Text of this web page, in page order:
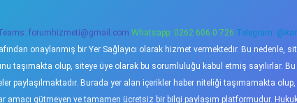
forumhizmeti@gmail.com Whatsapp: 0262 606 0 726 Telegram:
onaylanmış bir Yer Sağlayıcı olarak hizmet vermektedir. Bu nedenle,
taşımakta olup, siteye üye olarak bu sorumluluğu kabul etmiş sayılırlar.
paylaşılmaktadır. Burada yer alan içerikler haber niteliği taşımamakta
gütmeyen ve tamamen ücretsiz bir bilgi paylaşım platformudur.